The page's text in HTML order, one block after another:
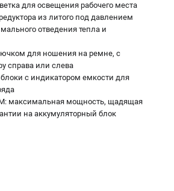
для освещения рабочего места
из литого под давлением
отведения тепла и
для ношения на ремне, с
справа или слева
с индикатором емкости для
M: максимальная мощность, щадящая
на аккумуляторный блок